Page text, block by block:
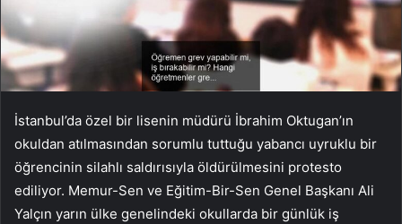
İstanbul’da özel bir lisenin müdürü İbrahim Oktugan’ın
okuldan atılmasından sorumlu tuttuğu yabancı uyruklu bir
öğrencinin silahlı saldırısıyla öldürülmesini protesto
ediliyor. Memur-Sen ve Eğitim-Bir-Sen Genel Başkanı Ali
Yalçın yarın ülke genelindeki okullarda bir günlük iş